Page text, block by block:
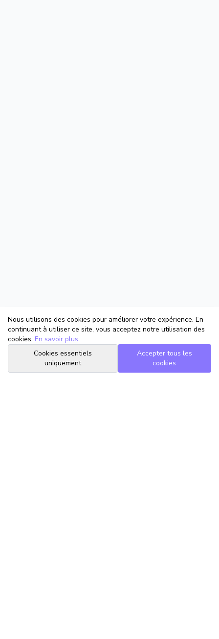
Nous utilisons des cookies pour améliorer votre expérience. En
continuant à utiliser ce site, vous acceptez notre utilisation des
cookies. En savoir plus
Cookies essentiels
uniquement
Accepter tous les
cookies